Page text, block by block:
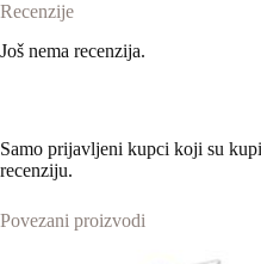
Recenzije
Još nema recenzija.
Samo prijavljeni kupci koji su
recenziju.
Povezani proizvodi